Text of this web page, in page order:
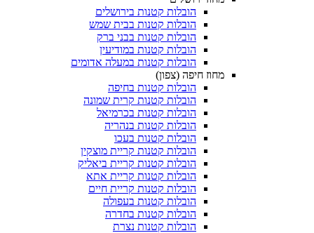
הובלות קטנות בירושלים
הובלות קטנות בבית שמש
הובלות קטנות בבני ברק
הובלות קטנות במודיעין
הובלות קטנות במעלה אדומים
הובלות קטנות בחיפה
הובלות קטנות קרית שמונה
הובלות קטנות בכרמיאל
הובלות קטנות בנהריה
הובלות קטנות בעכו
הובלות קטנות קריית מוצקין
הובלות קטנות קריית ביאליק
הובלות קטנות קריית אתא
הובלות קטנות קריית חיים
הובלות קטנות בעפולה
הובלות קטנות בחדרה
הובלות קטנות נצרת